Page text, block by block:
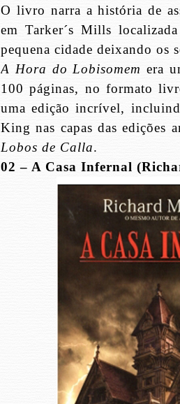
O livro narra a história de
em Tarker´s Mills
pequena cidade deixando os
A Hora do Lobisomem era
100 páginas, no formato
uma edição incrível,
King nas capas das edições
Lobos de Calla.
02 – A Casa Infernal